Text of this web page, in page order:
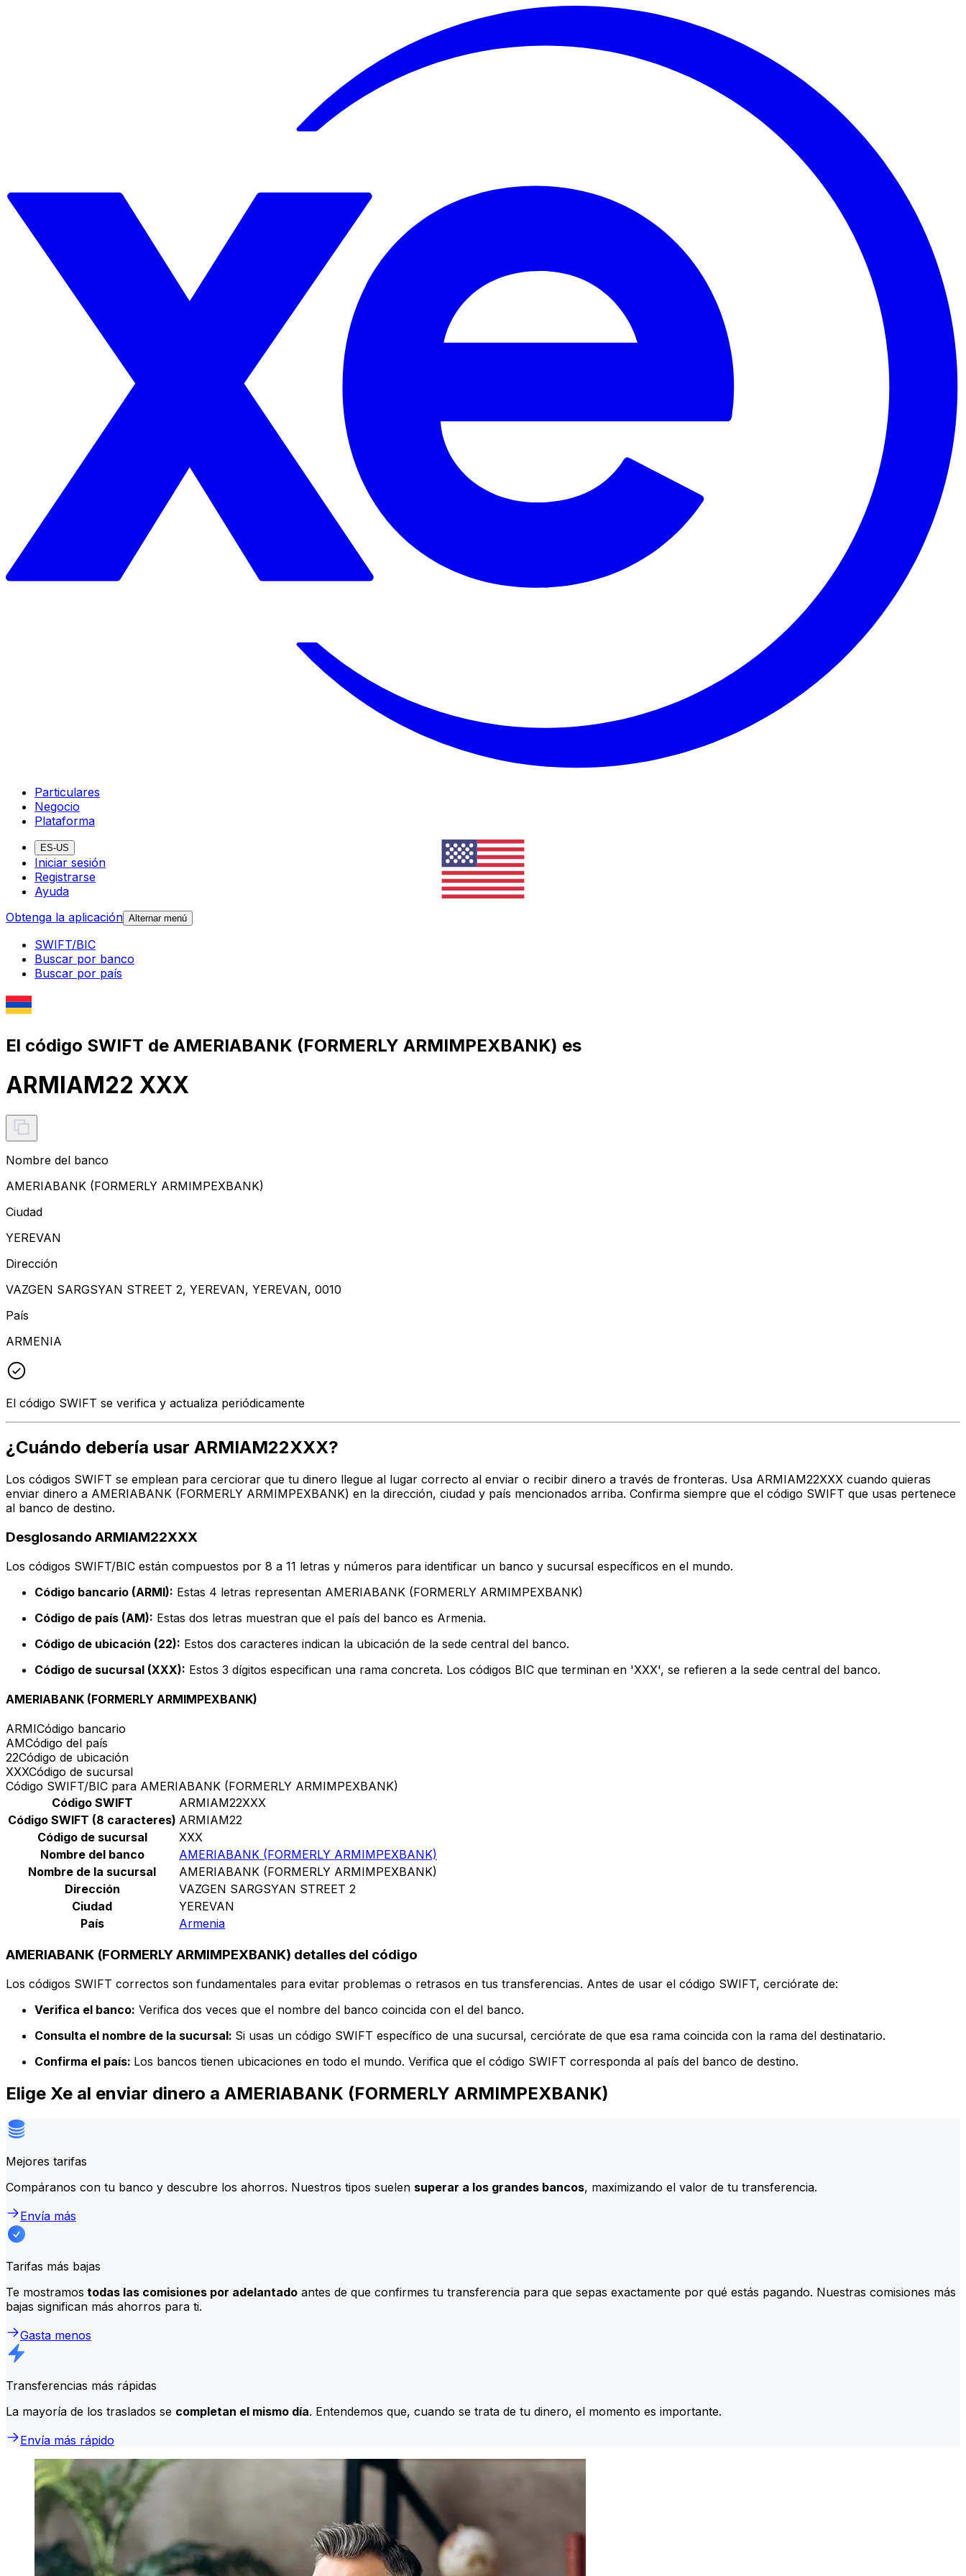
Particulares
Negocio
Plataforma
ES-US
Iniciar sesión
Registrarse
Ayuda
Obtenga la aplicación Alternar menú
SWIFT/BIC
Buscar por banco
Buscar por país
El código SWIFT de AMERIABANK (FORMERLY ARMIMPEXBANK) es
ARMIAM22 XXX
Nombre del banco
AMERIABANK (FORMERLY ARMIMPEXBANK)
Ciudad
YEREVAN
Dirección
VAZGEN SARGSYAN STREET 2, YEREVAN, YEREVAN, 0010
País
ARMENIA
El código SWIFT se verifica y actualiza periódicamente
¿Cuándo debería usar ARMIAM22XXX?
Los códigos SWIFT se emplean para cerciorar que tu dinero llegue al lugar correcto al enviar o recibir dinero a través de fronteras. Usa ARMIAM22XXX cuando quieras
enviar dinero a AMERIABANK (FORMERLY ARMIMPEXBANK) en la dirección, ciudad y país mencionados arriba. Confirma siempre que el código SWIFT que usas pertenece
al banco de destino.
Desglosando ARMIAM22XXX
Los códigos SWIFT/BIC están compuestos por 8 a 11 letras y números para identificar un banco y sucursal específicos en el mundo.
Código bancario (ARMI): Estas 4 letras representan AMERIABANK (FORMERLY ARMIMPEXBANK)
Código de país (AM): Estas dos letras muestran que el país del banco es Armenia.
Código de ubicación (22): Estos dos caracteres indican la ubicación de la sede central del banco.
Código de sucursal (XXX): Estos 3 dígitos especifican una rama concreta. Los códigos BIC que terminan en 'XXX', se refieren a la sede central del banco.
AMERIABANK (FORMERLY ARMIMPEXBANK)
ARMICódigo bancario
AMCódigo del país
22Código de ubicación
XXXCódigo de sucursal
Código SWIFT/BIC para AMERIABANK (FORMERLY ARMIMPEXBANK)
Código SWIFT
ARMIAM22XXX
Código SWIFT (8 caracteres) ARMIAM22
Código de sucursal
XXX
Nombre del banco
AMERIABANK (FORMERLY ARMIMPEXBANK)
Nombre de la sucursal
AMERIABANK (FORMERLY ARMIMPEXBANK)
Dirección
VAZGEN SARGSYAN STREET 2
Ciudad
YEREVAN
País
Armenia
AMERIABANK (FORMERLY ARMIMPEXBANK) detalles del código
Los códigos SWIFT correctos son fundamentales para evitar problemas o retrasos en tus transferencias. Antes de usar el código SWIFT, cerciórate de:
Verifica el banco: Verifica dos veces que el nombre del banco coincida con el del banco.
Consulta el nombre de la sucursal: Si usas un código SWIFT específico de una sucursal, cerciórate de que esa rama coincida con la rama del destinatario.
Confirma el país: Los bancos tienen ubicaciones en todo el mundo. Verifica que el código SWIFT corresponda al país del banco de destino.
Elige Xe al enviar dinero a AMERIABANK (FORMERLY ARMIMPEXBANK)
Mejores tarifas
Compáranos con tu banco y descubre los ahorros. Nuestros tipos suelen superar a los grandes bancos, maximizando el valor de tu transferencia.
Envía más
Tarifas más bajas
Te mostramos todas las comisiones por adelantado antes de que confirmes tu transferencia para que sepas exactamente por qué estás pagando. Nuestras comisiones más
bajas significan más ahorros para ti.
Gasta menos
Transferencias más rápidas
La mayoría de los traslados se completan el mismo día. Entendemos que, cuando se trata de tu dinero, el momento es importante.
Envía más rápido